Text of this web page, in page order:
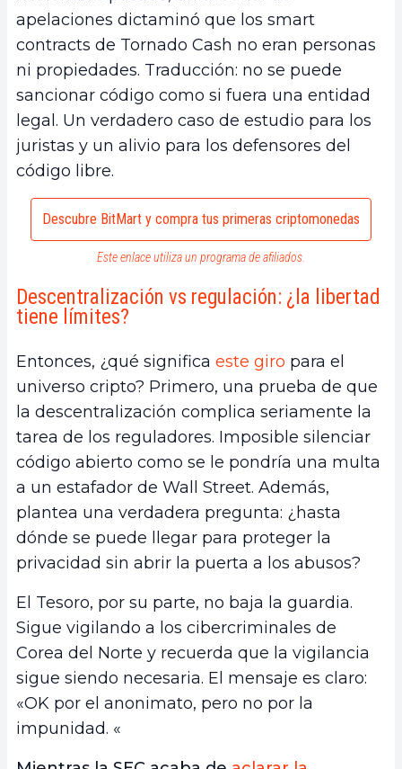
apelaciones dictaminó que los smart
contracts de Tornado Cash no eran personas
ni propiedades. Traducción: no se puede
sancionar código como si fuera una entidad
legal. Un verdadero caso de estudio para los
juristas y un alivio para los defensores del
código libre.
Descubre BitMart y compra tus primeras criptomonedas
Este enlace utiliza un programa de afiliados.
Descentralización vs regulación: ¿la libertad
tiene límites?
Entonces, ¿qué significa este giro para el
universo cripto? Primero, una prueba de que
la descentralización complica seriamente la
tarea de los reguladores. Imposible silenciar
código abierto como se le pondría una multa
a un estafador de Wall Street. Además,
plantea una verdadera pregunta: ¿hasta
dónde se puede llegar para proteger la
privacidad sin abrir la puerta a los abusos?
El Tesoro, por su parte, no baja la guardia.
Sigue vigilando a los cibercriminales de
Corea del Norte y recuerda que la vigilancia
sigue siendo necesaria. El mensaje es claro:
«OK por el anonimato, pero no por la
impunidad. «